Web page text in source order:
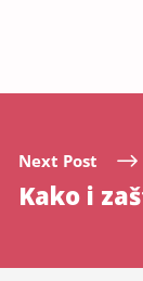
Next Post
Kako i